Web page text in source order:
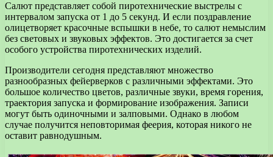
Салют представляет собой пиротехнические выстрелы с
интервалом запуска от 1 до 5 секунд. И если поздравление
олицетворяет красочные вспышки в небе, то салют немыслим
без световых и звуковых эффектов. Это достигается за счет
особого устройства пиротехнических изделий.
Производители сегодня представляют множество
разнообразных фейерверков с различными эффектами. Это
большое количество цветов, различные звуки, время горения,
траектория запуска и формирование изображения. Записи
могут быть одиночными и залповыми. Однако в любом
случае получится неповторимая феерия, которая никого не
оставит равнодушным.